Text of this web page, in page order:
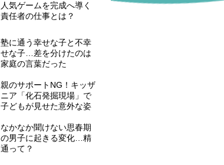
人気ゲームを完成へ導く
責任者の仕事とは？
塾に通う幸せな子と不幸
せな子…差を分けたのは
家庭の言葉だった
親のサポートNG！キッザ
ニア「化石発掘現場」で
子どもが見せた意外な姿
なかなか聞けない思春期
の男子に起きる変化…精
通って？